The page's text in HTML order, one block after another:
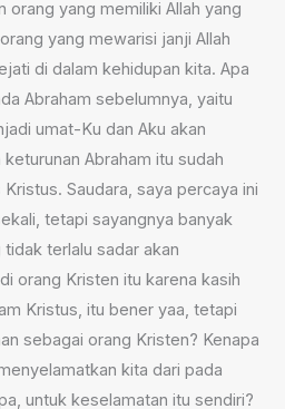
orang yang memiliki Allah yang
yang mewarisi janji Allah
di dalam kehidupan kita. Apa
Abraham sebelumnya, yaitu
umat-Ku dan Aku akan
Abraham itu sudah
Saudara, saya percaya ini
tetapi sayangnya banyak
terlalu sadar akan
orang Kristen itu karena kasih
Kristus, itu bener yaa, tetapi
sebagai orang Kristen? Kenapa
kita dari pada
untuk keselamatan itu sendiri?